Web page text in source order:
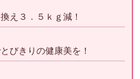
え３．５ｋｇ減！
びきりの健康美を！